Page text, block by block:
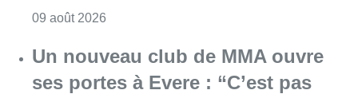
09 août 2026
Un nouveau club de MMA ouvre
ses portes à Evere : “C’est pas